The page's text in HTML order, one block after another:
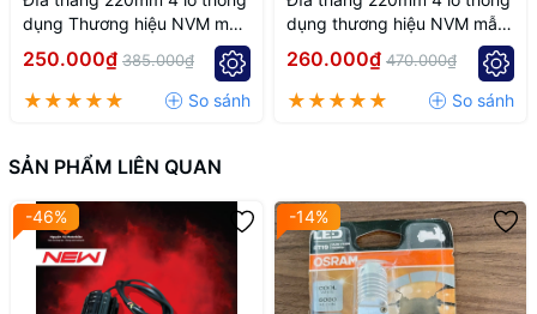
dụng Thương hiệu NVM mẫu
k7
250.000₫ 385.000₫
dụng thương hiệu NVM mẫu
k6
260.000₫ 470.000₫
SẢN PHẨM LIÊN QUAN
-46% -14%